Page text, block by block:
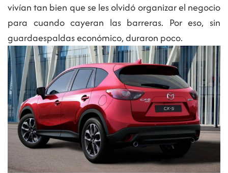
vivían tan bien que se les olvidó organizar el negocio
para cuando cayeran las barreras. Por eso, sin
guardaespaldas económico, duraron poco.